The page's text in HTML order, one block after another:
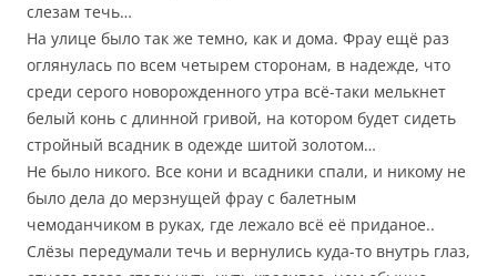
слезам течь…
На улице было так же темно, как и дома. Фрау ещё раз
оглянулась по всем четырем сторонам, в надежде, что
среди серого новорожденного утра всё-таки мелькнет
белый конь с длинной гривой, на котором будет сидеть
стройный всадник в одежде шитой золотом…
Не было никого. Все кони и всадники спали, и никому не
было дела до мерзнущей фрау с балетным
чемоданчиком в руках, где лежало всё её приданое..
Слёзы передумали течь и вернулись куда-то внутрь глаз,